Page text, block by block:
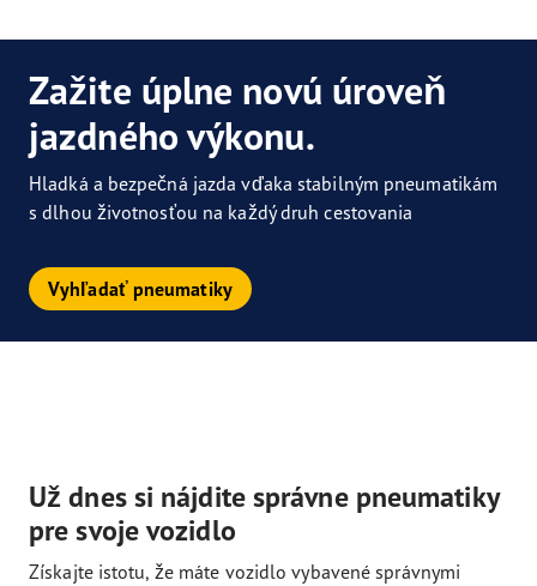
Zažite úplne novú úroveň
jazdného výkonu.
Hladká a bezpečná jazda vďaka stabilným pneumatikám
s dlhou životnosťou na každý druh cestovania
Vyhľadať pneumatiky
Už dnes si nájdite správne pneumatiky
pre svoje vozidlo
Získajte istotu, že máte vozidlo vybavené správnymi